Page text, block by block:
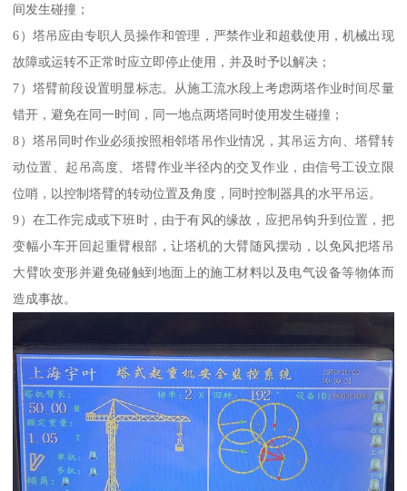
间发生碰撞；
6）塔吊应由专职人员操作和管理，严禁作业和超载使用，机械出现
故障或运转不正常时应立即停止使用，并及时予以解决；
7）塔臂前段设置明显标志。从施工流水段上考虑两塔作业时间尽量
错开，避免在同一时间，同一地点两塔同时使用发生碰撞；
8）塔吊同时作业必须按照相邻塔吊作业情况，其吊运方向、塔臂转
动位置、起吊高度、塔臂作业半径内的交叉作业，由信号工设立限
位哨，以控制塔臂的转动位置及角度，同时控制器具的水平吊运。
9）在工作完成或下班时，由于有风的缘故，应把吊钩升到位置，把
变幅小车开回起重臂根部，让塔机的大臂随风摆动，以免风把塔吊
大臂吹变形并避免碰触到地面上的施工材料以及电气设备等物体而
造成事故。